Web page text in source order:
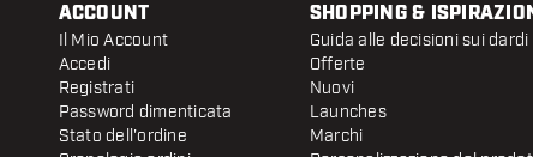
ACCOUNT
Il Mio Account
Accedi
Registrati
Password dimenticata
Stato dell'ordine
SHOPPING &
Guida alle decisioni sui dardi
Offerte
Nuovi
Launches
Marchi